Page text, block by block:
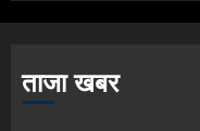
ताजा खबर